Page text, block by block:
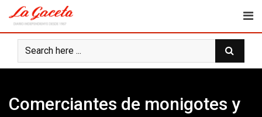
content
Comerciantes de monigotes y